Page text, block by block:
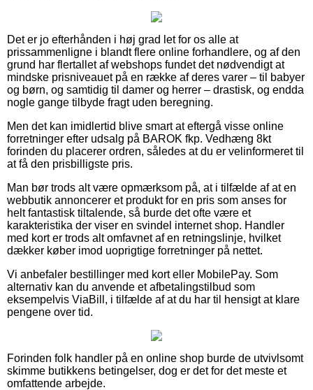
Det er jo efterhånden i høj grad let for os alle at
prissammenligne i blandt flere online forhandlere, og af den
grund har flertallet af webshops fundet det nødvendigt at
mindske prisniveauet på en række af deres varer – til babyer
og børn, og samtidig til damer og herrer – drastisk, og endda
nogle gange tilbyde fragt uden beregning.
Men det kan imidlertid blive smart at eftergå visse online
forretninger efter udsalg på BAROK fkp. Vedhæng 8kt
forinden du placerer ordren, således at du er velinformeret til
at få den prisbilligste pris.
Man bør trods alt være opmærksom på, at i tilfælde af at en
webbutik annoncerer et produkt for en pris som anses for
helt fantastisk tiltalende, så burde det ofte være et
karakteristika der viser en svindel internet shop. Handler
med kort er trods alt omfavnet af en retningslinje, hvilket
dækker køber imod uoprigtige forretninger på nettet.
Vi anbefaler bestillinger med kort eller MobilePay. Som
alternativ kan du anvende et afbetalingstilbud som
eksempelvis ViaBill, i tilfælde af at du har til hensigt at klare
pengene over tid.
Forinden folk handler på en online shop burde de utvivlsomt
skimme butikkens betingelser, dog er det for det meste et
omfattende arbejde.